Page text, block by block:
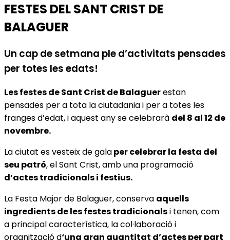
FESTES DEL SANT CRIST DE
BALAGUER
Un cap de setmana ple d’activitats pensades
per totes les edats!
Les festes de Sant Crist de Balaguerestan
pensades per a tota la ciutadania i per a totes les
franges d’edat, i aquest any se celebrarà del 8 al 12 de
novembre.
La ciutat es vesteix de galaper celebrar la festa del
seu patró, el Sant Crist, amb una programació
d’actes tradicionals i festius.
La Festa Major de Balaguer, conserva aquells
ingredients de les festes tradicionalsi tenen, com
a principal característica, la col·laboració i
organització d‘una gran quantitat d’actes per part